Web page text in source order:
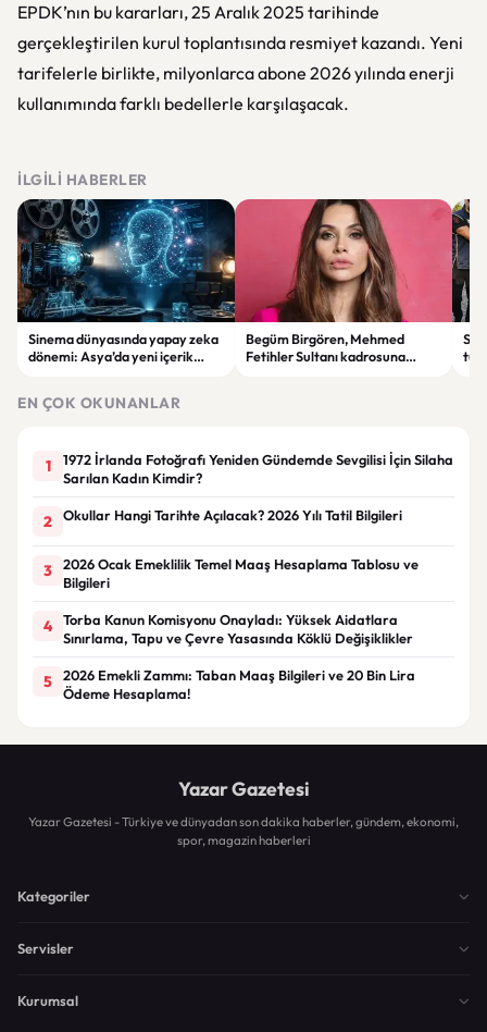
EPDK’nın bu kararları, 25 Aralık 2025 tarihinde
gerçekleştirilen kurul toplantısında resmiyet kazandı. Yeni
tarifelerle birlikte, milyonlarca abone 2026 yılında enerji
kullanımında farklı bedellerle karşılaşacak.
İLGILI HABERLER
Sinema dünyasında yapay zeka
dönemi: Asya’da yeni içerik
Begüm Birgören, Mehmed
Fetihler Sultanı kadrosuna
EN ÇOK OKUNANLAR
1
1972 İrlanda Fotoğrafı Yeniden Gündemde Sevgilisi İçin Silaha
Sarılan Kadın Kimdir?
2 Okullar Hangi Tarihte Açılacak? 2026 Yılı Tatil Bilgileri
3
2026 Ocak Emeklilik Temel Maaş Hesaplama Tablosu ve
Bilgileri
4
Torba Kanun Komisyonu Onayladı: Yüksek Aidatlara
Sınırlama, Tapu ve Çevre Yasasında Köklü Değişiklikler
5
2026 Emekli Zammı: Taban Maaş Bilgileri ve 20 Bin Lira
Ödeme Hesaplama!
Yazar Gazetesi
Yazar Gazetesi - Türkiye ve dünyadan son dakika haberler, gündem, ekonomi,
spor, magazin haberleri
Kategoriler
Servisler
Kurumsal